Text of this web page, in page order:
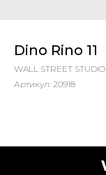
Dino Rino 11
WALL STREET STUDIO
Артикул: 20918